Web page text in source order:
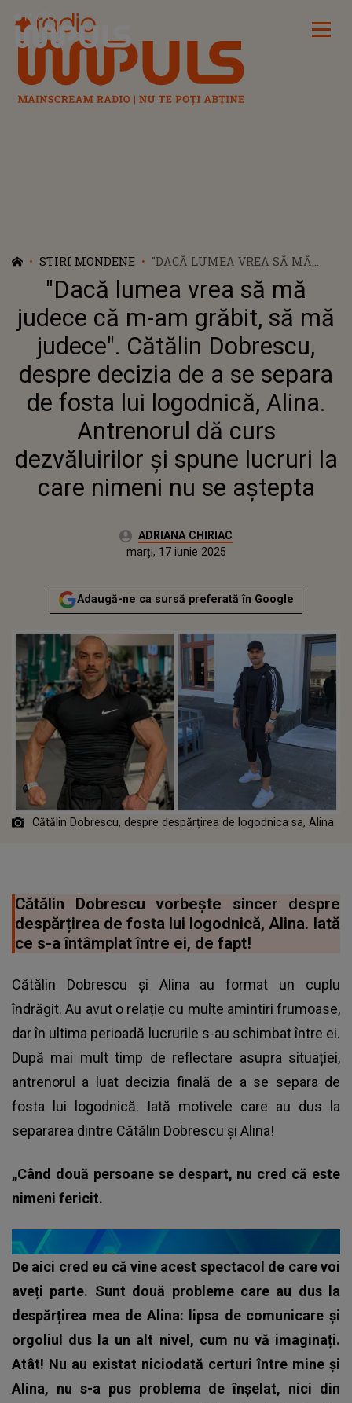
Radio Impuls
STIRI MONDENE
"DACĂ LUMEA VREA SĂ MĂ
JUDECE CĂ M-AM GRĂBIT, SĂ
MĂ JUDECE". CĂTĂLIN
DOBRESCU, DESPRE DECIZIA DE
A SE SEPARA DE FOSTA LUI
LOGODNICĂ, ALINA.
ANTRENORUL DĂ CURS
DEZVĂLUIRILOR ȘI SPUNE
LUCRURI LA CARE NIMENI NU
SE AȘTEPTA
"Dacă lumea vrea să mă
judece că m-am grăbit, să mă
judece". Cătălin Dobrescu,
despre decizia de a se separa
de fosta lui logodnică, Alina.
Antrenorul dă curs
dezvăluirilor și spune lucruri la
care nimeni nu se aștepta
Autor:ADRIANA CHIRIAC
Actualizat:
marți, 17 iunie 2025
Adaugă-ne ca sursă preferată în Google
Cătălin Dobrescu, despre despărțirea de logodnica sa, Alina
Cătălin Dobrescu vorbește sincer despre
despărțirea de fosta lui logodnică, Alina. Iată
ce s-a întâmplat între ei, de fapt!
Cătălin Dobrescu și Alina au format un cuplu
îndrăgit. Au avut o relație cu multe amintiri frumoase,
dar în ultima perioadă lucrurile s-au schimbat între ei.
După mai mult timp de reflectare asupra situației,
antrenorul a luat decizia finală de a se separa de
fosta lui logodnică. Iată motivele care au dus la
separarea dintre Cătălin Dobrescu și Alina!
„Când două persoane se despart, nu cred că este
nimeni fericit.
De aici cred eu că vine acest spectacol de care voi
aveți parte. Sunt două probleme care au dus la
despărțirea mea de Alina: lipsa de comunicare și
orgoliul dus la un alt nivel, cum nu vă imaginați.
Atât! Nu au existat niciodată certuri între mine și
Alina, nu s-a pus problema de înșelat, nici din